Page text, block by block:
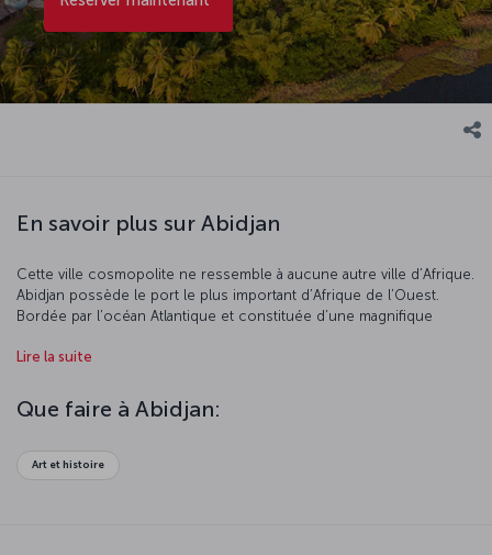
En savoir plus sur Abidjan
Cette ville cosmopolite ne ressemble à aucune autre ville d’Afrique.
Abidjan possède le port le plus important d’Afrique de l’Ouest.
Bordée par l’océan Atlantique et constituée d’une magnifique
grâce à son économie prospère et à ses nombreux centres
Lire la suite
Que faire à Abidjan:
Art et histoire